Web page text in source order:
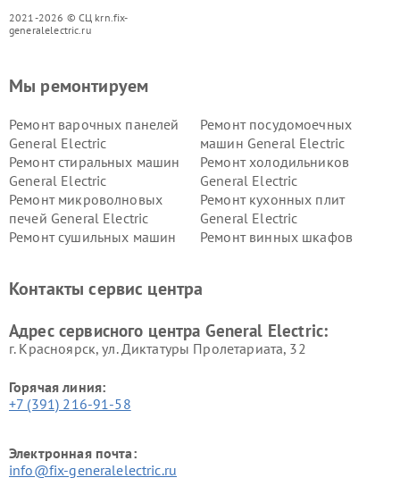
2021-2026 © СЦ krn.fix-
generalelectric.ru
Мы ремонтируем
Ремонт варочных панелей
General Electric
Ремонт посудомоечных
машин General Electric
Ремонт стиральных машин
General Electric
Ремонт холодильников
General Electric
Ремонт микроволновых
печей General Electric
Ремонт кухонных плит
General Electric
Ремонт сушильных машин
Ремонт винных шкафов
Electric
General Electric
Контакты сервис центра
Адрес сервисного центра General Electric:
г. Красноярск, ул. Диктатуры Пролетариата, 32
Горячая линия:
+7 (391) 216-91-58
Электронная почта:
info@fix-generalelectric.ru